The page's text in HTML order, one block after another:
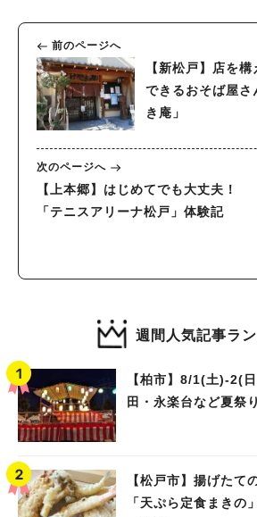
前のページへ
【新松戸】店を
できるおそば屋さ
き庵」
次のページへ
【上本郷】はじめてでも大丈夫！
「テニスアリーナ松戸」体験記
週間人気記事ラ
【柏市】8/1(土)‐2(
田・永楽台など夏祭
【松戸市】揚げたて
「天ぷら定食まきの